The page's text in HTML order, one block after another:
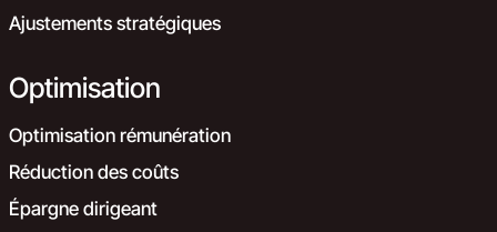
Ajustements stratégiques
Optimisation
Optimisation rémunération
Réduction des coûts
Épargne dirigeant